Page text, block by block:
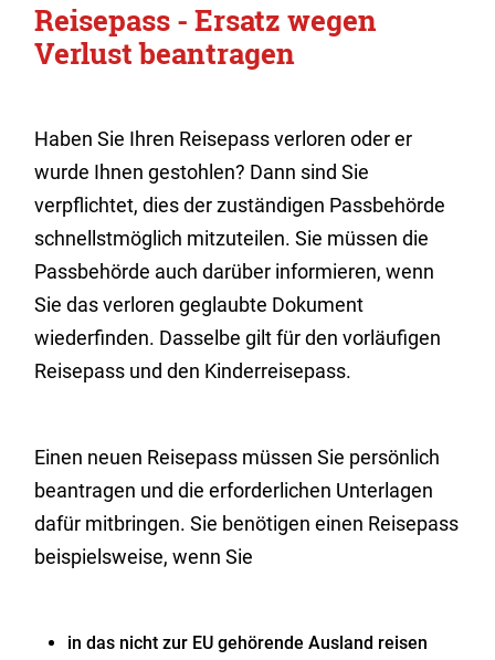
Reisepass - Ersatz wegen
Verlust beantragen
Haben Sie Ihren Reisepass verloren oder er
wurde Ihnen gestohlen? Dann sind Sie
verpflichtet, dies der zuständigen Passbehörde
schnellstmöglich mitzuteilen. Sie müssen die
Passbehörde auch darüber informieren, wenn
Sie das verloren geglaubte Dokument
wiederfinden. Dasselbe gilt für den vorläufigen
Reisepass und den Kinderreisepass.
Einen neuen Reisepass müssen Sie persönlich
beantragen und die erforderlichen Unterlagen
dafür mitbringen.Sie benötigen einen Reisepass
beispielsweise, wenn Sie
in das nicht zur EU gehörende Ausland reisen